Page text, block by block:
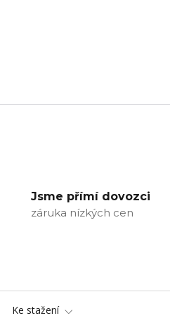
Jsme přímí dovozci
záruka nízkých cen
Ke stažení